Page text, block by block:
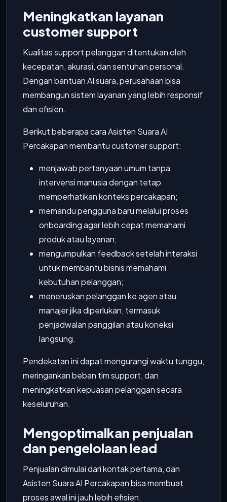
Meningkatkan layanan
customer support
Kualitas support pelanggan ditentukan oleh
kecepatan, akurasi, dan sentuhan personal.
Dengan bantuan AI suara, perusahaan bisa
membangun sistem layanan yang lebih responsif
dan efisien.
Berikut beberapa cara Asisten Suara AI
Percakapan membantu customer support:
menjawab pertanyaan umum tanpa
intervensi manusia dengan tetap
memperhatikan konteks percakapan;
memandu pengguna baru melalui proses
onboarding agar lebih cepat memahami
produk atau layanan;
mengumpulkan feedback setelah interaksi
untuk membantu bisnis memahami
kebutuhan pelanggan;
meneruskan pelanggan ke agen atau
manajer jika diperlukan, termasuk
penjadwalan panggilan atau koneksi
langsung.
Pendekatan ini dapat mengurangi waktu tunggu,
meringankan beban tim support, dan
meningkatkan kepuasan pelanggan secara
keseluruhan.
Mengoptimalkan penjualan
dan pengelolaan lead
Penjualan dimulai dari kontak pertama, dan
Asisten Suara AI Percakapan bisa membuat
proses awal ini jauh lebih efisien.